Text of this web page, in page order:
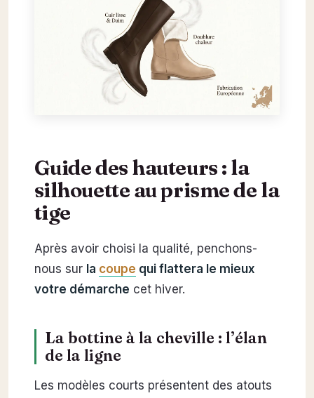
Guide des hauteurs : la
silhouette au prisme de la
tige
Après avoir choisi la qualité, penchons-
nous sur la coupe qui flattera le mieux
votre démarche cet hiver.
La bottine à la cheville : l’élan
de la ligne
Les modèles courts présentent des atouts